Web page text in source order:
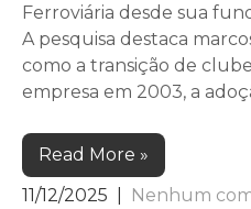
Ferroviária desde sua
A pesquisa destaca
como a transição de
empresa em 2003, a
Read More »
11/12/2025
Nenhum